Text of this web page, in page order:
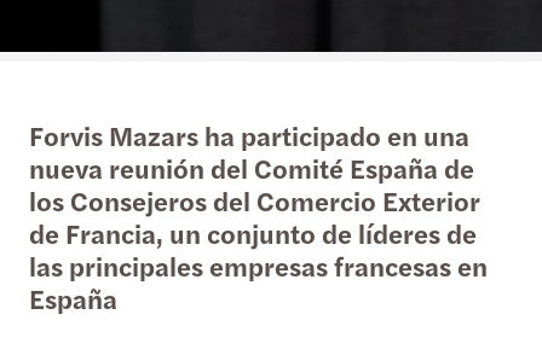
Forvis Mazars ha participado en una
nueva reunión del Comité España de
los Consejeros del Comercio Exterior
de Francia, un conjunto de líderes de
las principales empresas francesas en
España